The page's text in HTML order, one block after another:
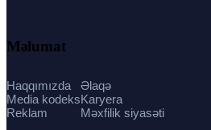
Məlumat
Haqqımızda
Media kodeks
Reklam
Əlaqə
Karyera
Məxfilik siyasəti